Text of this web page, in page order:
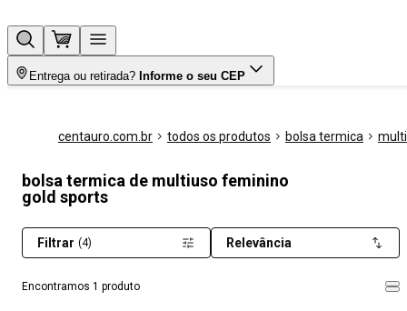
Entrega ou retirada? Informe o seu CEP
centauro.com.br todos os produtos bolsa termica
bolsa termica de multiuso feminino
gold sports
Encontramos 1 produto
Filtrar (4) Relevância